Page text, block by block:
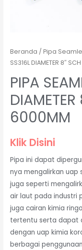
Beranda /Pipa
SS316L DIAMETER 8″
PIPA
6000MM
Klik Disini
Pipa ini dapat
nya mengalirkan uap
juga seperti
air laut pada industri
juga cairan kimia
tertentu serta dapat
dengan uap kimia
berbagai